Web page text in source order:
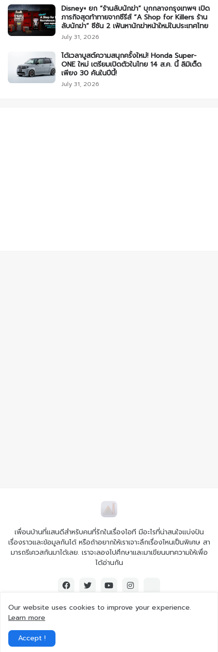
Disney+ ยก “ร้านลับนักฆ่า” บุกกลางกรุงเทพฯ เปิด
ภารกิจสุดท้าทายจากซีรีส์ “A Shop for Killers ร้าน
ลับนักฆ่า” ซีซัน 2 เฟ้นหานักฆ่าหน้าใหม่ในประเทศไทย
July 31, 2026
ได้เวลาบูสต์ความสนุกครั้งใหม่! Honda Super-
ONE ใหม่ เตรียมเปิดตัวในไทย 14 ส.ค. นี้ ลิมิเต็ด
เพียง 30 คันในปีนี้!
July 31, 2026
เพื่อนบ้านที่แสนดีสำหรับคนที่รักในเรื่องไอที มีอะไรที่น่าสนใจแบ่งปัน
เรื่องราวและข้อมูลกันได้ หรือถ้าอยากให้เราเจาะลึกเรื่องไหนเป็นพิเศษ สา
มารถรีเควสกันมาได้เลย. เราจะลองไปศึกษาและมาเขียนบทความให้เพื่อ
ได้อ่านกัน
Our website uses cookies to improve your experience.
Learn more
Accept !